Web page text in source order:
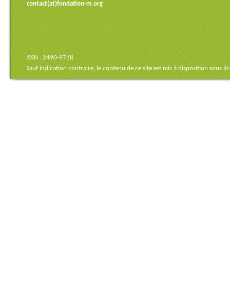
contact(at)fondation-m.org
ISSN : 2490-9718
Sauf indication contraire, le contenu de ce site est mis à disposition sous